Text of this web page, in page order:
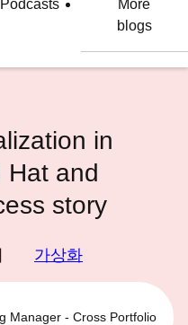
Podcasts
More
blogs
in
Hat and
story
가상화
Manager - Cross Portfolio